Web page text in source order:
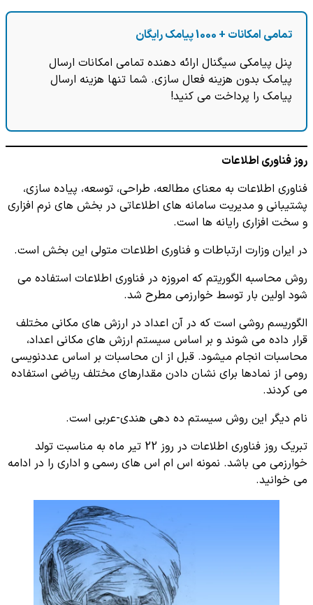
تمامی امکانات + 1000 پیامک رایگان
پنل پیامکی سیگنال ارائه دهنده تمامی امکانات ارسال
پیامک بدون هزینه فعال سازی. شما تنها هزینه ارسال
پیامک را پرداخت می کنید!
روز فناوری اطلاعات
فناوری اطلاعات به معنای مطالعه، طراحی، توسعه، پیاده سازی،
پشتیبانی و مدیریت سامانه های اطلاعاتی در بخش های نرم افزاری
و سخت افزاری رایانه ها است.
در ایران وزارت ارتباطات و فناوری اطلاعات متولی این بخش است.
روش محاسبه الگوریتم که امروزه در فناوری اطلاعات استفاده می
شود اولین بار توسط خوارزمی مطرح شد.
الگوریسم روشی است که در آن اعداد در ارزش های مکانی مختلف
قرار داده می شوند و بر اساس سیستم ارزش های مکانی اعداد،
محاسبات انجام میشود. قبل از ان محاسبات بر اساس عددنویسی
رومی از نمادها برای نشان دادن مقدارهای مختلف ریاضی استفاده
می کردند.
نام دیگر این روش سیستم ده دهی هندی-عربی است.
تبریک روز فناوری اطلاعات در روز 22 تیر ماه به مناسبت تولد
خوارزمی می باشد. نمونه اس ام اس های رسمی و اداری را در ادامه
می خوانید.